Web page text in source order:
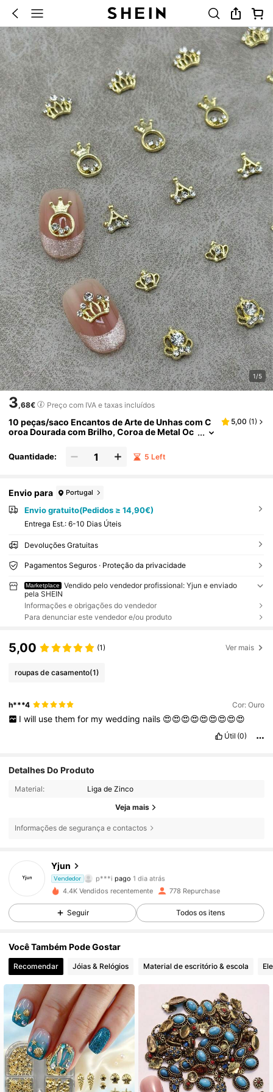
1/5
3,68€ Preço com IVA e taxas incluídos
10 peças/saco Encantos de Arte de Unhas com C
oroa Dourada com Brilho, Coroa de Metal Oc
ão de Unhas, Suprimentos de Arte de Unhas
5,00 (1)
Quantidade: 5 Left
Envio para Portugal
Envio gratuito(Pedidos ≥ 14,90€)
Entrega Est.: 6-10 Dias Úteis
Devoluções Gratuitas
Pagamentos Seguros · Proteção da privacidade
Marketplace
Vendido pelo vendedor profissional: Yjun e enviado
pela SHEIN
Informações e obrigações do vendedor
Para denunciar este vendedor e/ou produto
5,00 (1) Ver mais
roupas de casamento(1)
h***4 Cor: Ouro
I will use them for my wedding nails 😍😍😍😍😍😍😍😍😍
Útil (0)
Detalhes Do Produto
Material: Liga de Zinco
Veja mais
Informações de segurança e contactos
Yjun
Vendedor
l***7 seguiu 1 dia atrás
4,92
52 Seguidores
52 Seguidores
4,92 52 Seguidores
4,92 52 Seguidores
4,92 52 Seguidores
4.4K Vendidos recentemente 778 Repurchase
Seguir Todos os itens
Você Também Pode Gostar
Recomendar Jóias & Relógios Material de escritório & escola